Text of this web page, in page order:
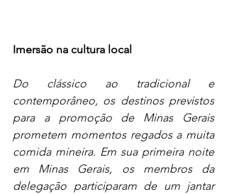
Imersão na cultura local
Do clássico ao tradicional e
contemporâneo, os destinos previstos
para a promoção de Minas Gerais
prometem momentos regados a muita
comida mineira. Em sua primeira noite
em Minas Gerais, os membros da
delegação participaram de um jantar